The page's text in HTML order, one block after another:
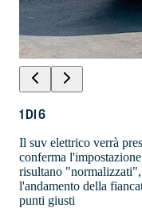
1DI6
Il suv elettrico verrà
conferma
risultano
l'andamento della
punti giusti